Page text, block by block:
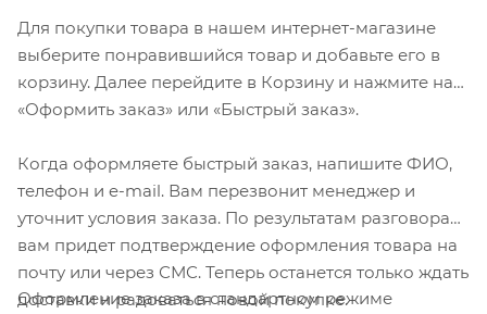
Для покупки товара в нашем интернет-магазине
выберите понравившийся товар и добавьте его в
корзину. Далее перейдите в Корзину и нажмите на
«Оформить заказ» или «Быстрый заказ».
Когда оформляете быстрый заказ, напишите ФИО,
телефон и e-mail. Вам перезвонит менеджер и
уточнит условия заказа. По результатам разговора
вам придет подтверждение оформления товара на
почту или через СМС. Теперь останется только ждать
доставки и радоваться новой покупке.
Оформление заказа в стандартном режиме